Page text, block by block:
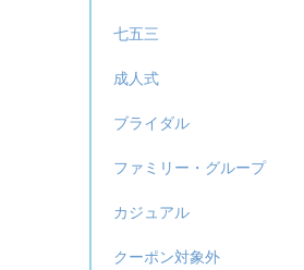
七五三
成人式
ブライダル
ファミリー・グループ
カジュアル
クーポン対象外